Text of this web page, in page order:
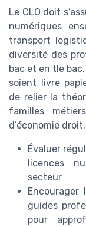
Le CLO doit
numériques
transport
diversité des
bac et en tle
soient livre
de relier la
familles
d’économie droit.
Évaluer
licences
secteur
Encourager
guides
pour